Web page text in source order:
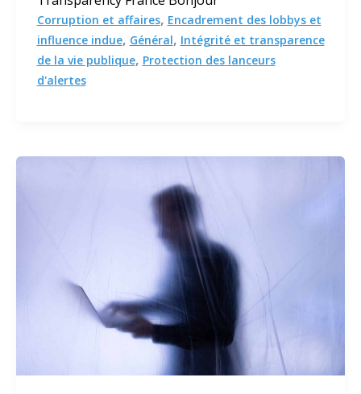
Corruption et affaires, Encadrement des lobbys et
influence indue, Général, Intégrité et transparence
de la vie publique, Protection des lanceurs
d'alertes